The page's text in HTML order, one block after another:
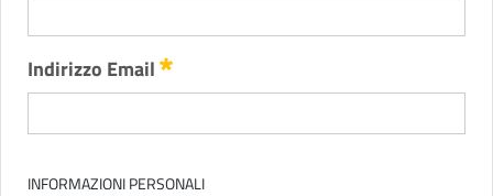
Indirizzo Email Obbligatorio
INFORMAZIONI PERSONALI